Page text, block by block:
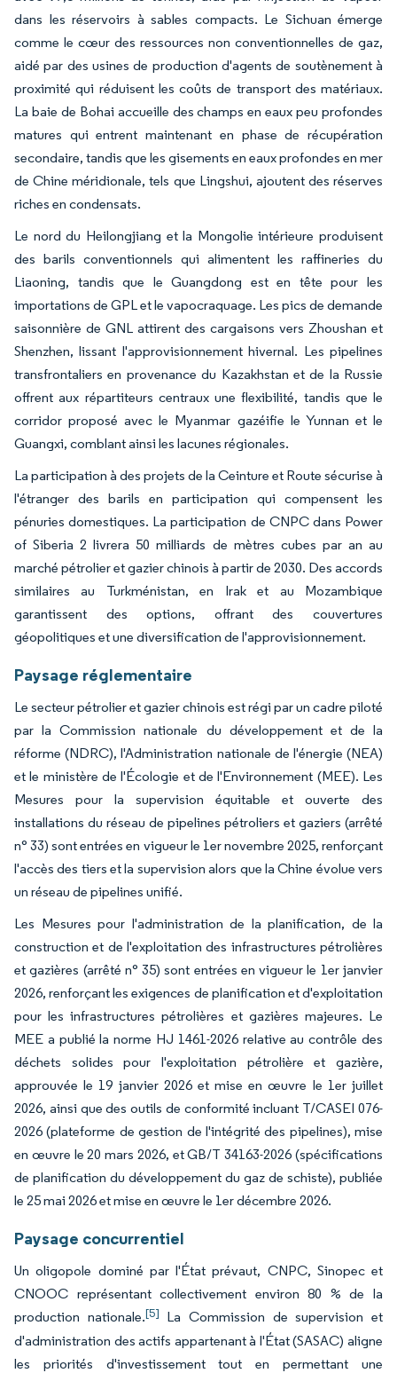
dans les réservoirs à sables compacts. Le Sichuan émerge
comme le cœur des ressources non conventionnelles de gaz,
aidé par des usines de production d'agents de soutènement à
proximité qui réduisent les coûts de transport des matériaux.
La baie de Bohai accueille des champs en eaux peu profondes
matures qui entrent maintenant en phase de récupération
secondaire, tandis que les gisements en eaux profondes en mer
de Chine méridionale, tels que Lingshui, ajoutent des réserves
riches en condensats.
Le nord du Heilongjiang et la Mongolie intérieure produisent
des barils conventionnels qui alimentent les raffineries du
Liaoning, tandis que le Guangdong est en tête pour les
importations de GPL et le vapocraquage. Les pics de demande
saisonnière de GNL attirent des cargaisons vers Zhoushan et
Shenzhen, lissant l'approvisionnement hivernal. Les pipelines
transfrontaliers en provenance du Kazakhstan et de la Russie
offrent aux répartiteurs centraux une flexibilité, tandis que le
corridor proposé avec le Myanmar gazéifie le Yunnan et le
Guangxi, comblant ainsi les lacunes régionales.
La participation à des projets de la Ceinture et Route sécurise à
l'étranger des barils en participation qui compensent les
pénuries domestiques. La participation de CNPC dans Power
of Siberia 2 livrera 50 milliards de mètres cubes par an au
marché pétrolier et gazier chinois à partir de 2030. Des accords
similaires au Turkménistan, en Irak et au Mozambique
garantissent des options, offrant des couvertures
géopolitiques et une diversification de l'approvisionnement.
Paysage réglementaire
Le secteur pétrolier et gazier chinois est régi par un cadre piloté
par la Commission nationale du développement et de la
réforme (NDRC), l'Administration nationale de l'énergie (NEA)
et le ministère de l'Écologie et de l'Environnement (MEE). Les
Mesures pour la supervision équitable et ouverte des
installations du réseau de pipelines pétroliers et gaziers (arrêté
n° 33) sont entrées en vigueur le 1er novembre 2025, renforçant
l'accès des tiers et la supervision alors que la Chine évolue vers
un réseau de pipelines unifié.
Les Mesures pour l'administration de la planification, de la
construction et de l'exploitation des infrastructures pétrolières
et gazières (arrêté n° 35) sont entrées en vigueur le 1er janvier
2026, renforçant les exigences de planification et d'exploitation
pour les infrastructures pétrolières et gazières majeures. Le
MEE a publié la norme HJ 1461-2026 relative au contrôle des
déchets solides pour l'exploitation pétrolière et gazière,
approuvée le 19 janvier 2026 et mise en œuvre le 1er juillet
2026, ainsi que des outils de conformité incluant T/CASEI 076-
2026 (plateforme de gestion de l'intégrité des pipelines), mise
en œuvre le 20 mars 2026, et GB/T 34163-2026 (spécifications
de planification du développement du gaz de schiste), publiée
le 25 mai 2026 et mise en œuvre le 1er décembre 2026.
Paysage concurrentiel
Un oligopole dominé par l'État prévaut, CNPC, Sinopec et
CNOOC représentant collectivement environ 80 % de la
production nationale.[5] La Commission de supervision et
d'administration des actifs appartenant à l'État (SASAC) aligne
les priorités d'investissement tout en permettant une